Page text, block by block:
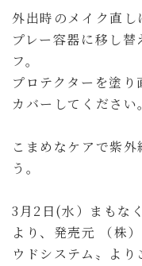
外出時のメイク直
プレー容器に移し
フ。
プロテクターを塗
カバーしてください。
こまめなケアで紫
う。
3月2日(水）まもな
より、発売元 （株
ウドシステム〟よ